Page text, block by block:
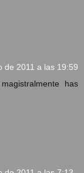
de 2011 a las 19:59
has